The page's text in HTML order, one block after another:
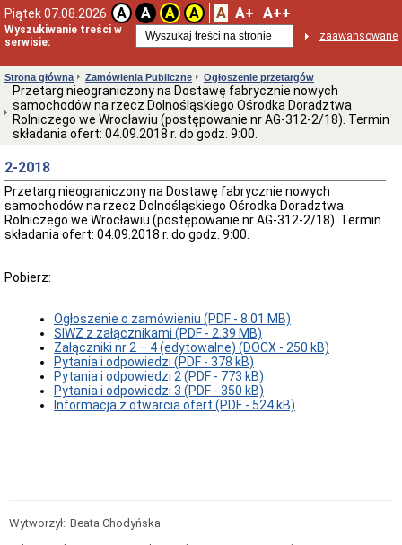
Piątek 07.08.2026 A A A A A A+ A++
Wyszukiwanie treści w
serwisie:
zaawansowane
dostępności
Schemat
organizacyjny
Statut
i
Regulamin
Aktualne
oferty
pracy
Kontrole
w
Ośrodku
Wykaz
zużytych
ruchomego
Zamówienia
Publiczne
postępowań
Zapytania
ofertowe
Strona główna Zamówienia Publiczne Ogłoszenie przetargów
Przetarg nieograniczony na Dostawę fabrycznie nowych
samochodów na rzecz Dolnośląskiego Ośrodka Doradztwa
Rolniczego we Wrocławiu (postępowanie nr AG-312-2/18). Termin
składania ofert: 04.09.2018 r. do godz. 9:00.
2-2018
Przetarg nieograniczony na Dostawę fabrycznie nowych
samochodów na rzecz Dolnośląskiego Ośrodka Doradztwa
Rolniczego we Wrocławiu (postępowanie nr AG-312-2/18). Termin
składania ofert: 04.09.2018 r. do godz. 9:00.
Pobierz:
Ogłoszenie o zamówieniu (PDF - 8.01 MB)
SIWZ z załącznikami (PDF - 2.39 MB)
Załączniki nr 2 – 4 (edytowalne) (DOCX - 250 kB)
Pytania i odpowiedzi (PDF - 378 kB)
Pytania i odpowiedzi 2 (PDF - 773 kB)
Pytania i odpowiedzi 3 (PDF - 350 kB)
Informacja z otwarcia ofert (PDF - 524 kB)
Wytworzył: Beata Chodyńska